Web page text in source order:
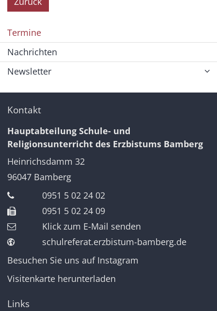
Termine
Nachrichten
Newsletter
Kontakt
Hauptabteilung Schule- und
Religionsunterricht des Erzbistums Bamberg
Heinrichsdamm 32
96047 Bamberg
0951 5 02 24 02
0951 5 02 24 09
Klick zum E-Mail senden
schulreferat.erzbistum-bamberg.de
Besuchen Sie uns auf Instagram
Visitenkarte herunterladen
Links